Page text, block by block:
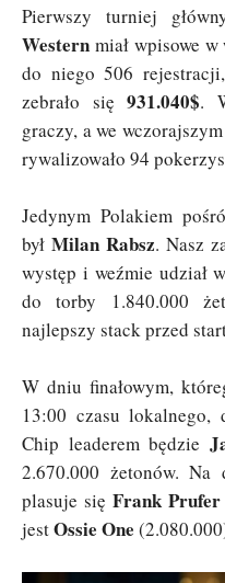
Pierwszy turniej
Western miał wpisowe
do niego 506
zebrało się 931.040$.
graczy, a we
rywalizowało 94
Jedynym Polakiem
był Milan Rabsz. Nasz
występ i weźmie udział
do torby 1.840.000
najlepszy stack przed
W dniu finałowym,
13:00 czasu lokalnego,
Chip leaderem będzie
2.670.000 żetonów.
plasuje sięFrank Prufer
jestOssie One